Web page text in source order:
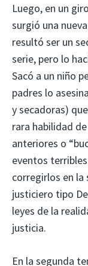
Luego, en un
surgió una
resultó ser un
serie, pero lo
Sacó a un niño
padres lo
y secadoras)
rara habilidad
anteriores o
eventos
corregirlos en la
justiciero tipo
leyes de la
justicia.
En la segunda